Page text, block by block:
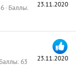
23.11.2020
Баллы
23.11.2020
Баллы 63